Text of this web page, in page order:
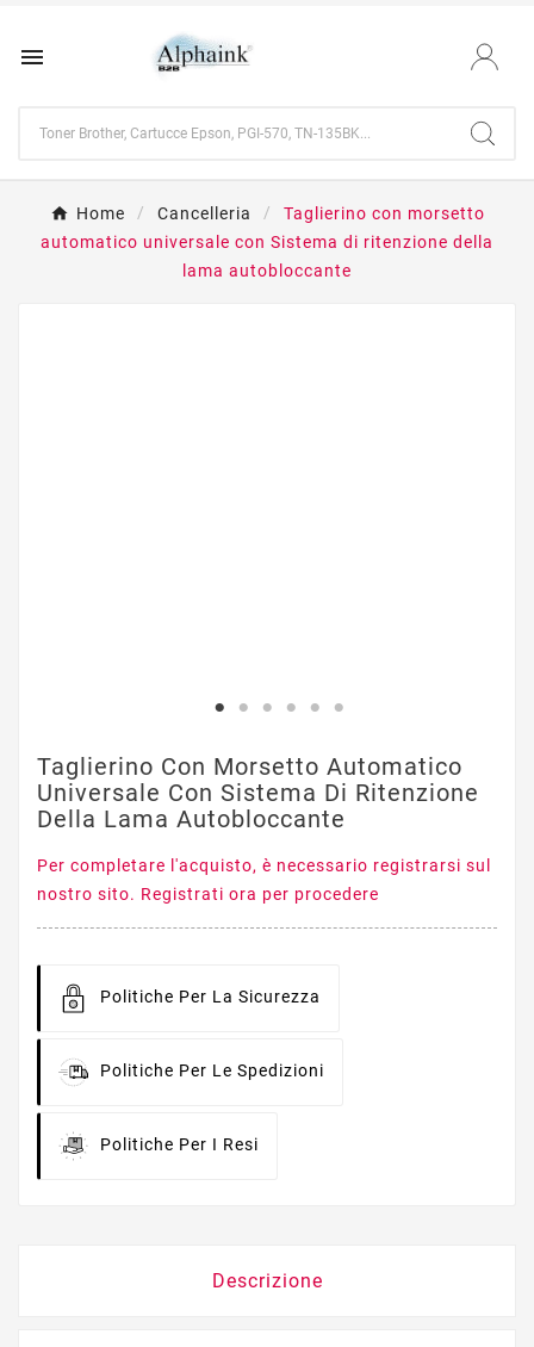

Home Cancelleria
Taglierino con morsetto
automatico universale con Sistema di ritenzione della
lama autobloccante
Taglierino Con Morsetto Automatico
Universale Con Sistema Di Ritenzione
Della Lama Autobloccante
Per completare l'acquisto, è necessario registrarsi sul
nostro sito. Registrati ora per procedere
Politiche Per La Sicurezza
Politiche Per Le Spedizioni
Politiche Per I Resi
Descrizione